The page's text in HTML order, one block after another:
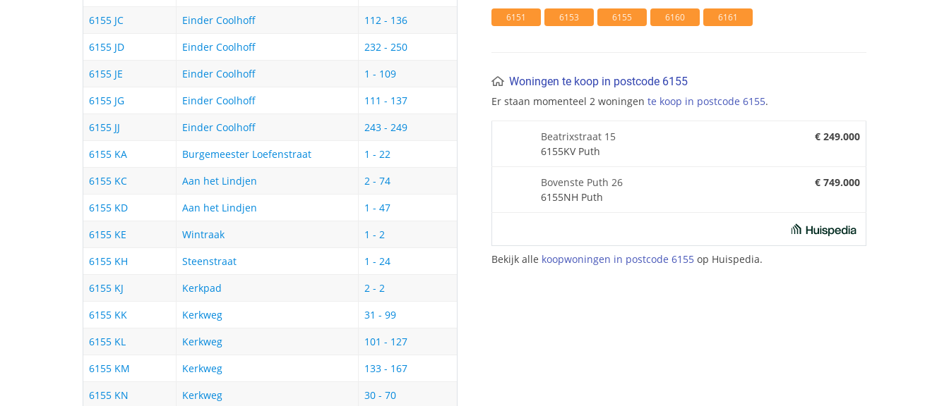
6155 JC
Einder Coolhoff
112 - 136
6155 JD
Einder Coolhoff
232 - 250
6155 JE
Einder Coolhoff
1 - 109
6155 JG
Einder Coolhoff
111 - 137
6155 JJ
Einder Coolhoff
243 - 249
6155 KA
Burgemeester Loefenstraat
1 - 22
6155 KC
Aan het Lindjen
2 - 74
6155 KD
Aan het Lindjen
1 - 47
6155 KE
Wintraak
1 - 2
6155 KH
Steenstraat
1 - 24
6155 KJ
Kerkpad
2 - 2
6155 KK
Kerkweg
31 - 99
6155 KL
Kerkweg
101 - 127
6155 KM
Kerkweg
133 - 167
6155 KN
Kerkweg
30 - 70
6151 6153 6155 6160 6161
Woningen te koop in postcode 6155
Er staan momenteel 2 woningen te koop in postcode 6155.
Beatrixstraat 15
6155KV Puth
€ 249.000
Bovenste Puth 26
6155NH Puth
€ 749.000
Bekijk alle koopwoningen in postcode 6155 op Huispedia.